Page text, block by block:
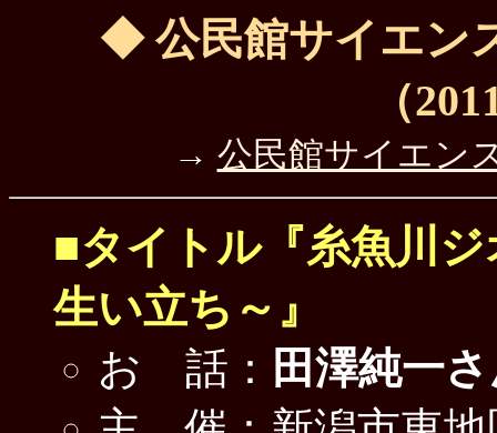
◆ 公民館サイエン
（
→ 公民館サイエン
■タイトル『糸魚川
生い立ち～』
お 話： 田澤純一